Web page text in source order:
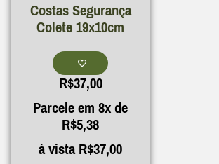
Costas Segurança
Colete 19x10cm
R$37,00
Parcele em 8x de
R$5,38
à vistaR$37,00